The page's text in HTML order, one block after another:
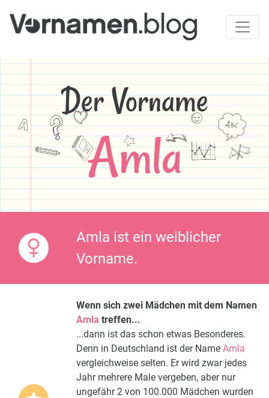
Der Vorname
Amla
Amla ist ein weiblicher
Vorname.
Wenn sich zwei Mädchen mit dem Namen
Amla treffen...
...dann ist das schon etwas Besonderes.
Denn in Deutschland ist der Name Amla
vergleichweise selten. Er wird zwar jedes
Jahr mehrere Male vergeben, aber nur
ungefähr 2 von 100.000 Mädchen wurden